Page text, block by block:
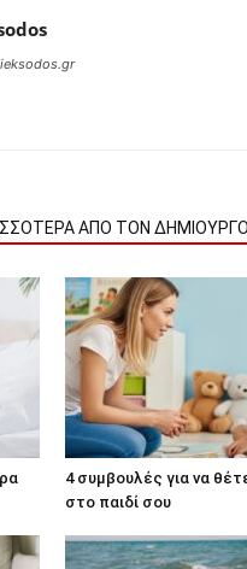
ΑΠΟ ΤΟΝ ΔΗΜΙΟΥΡΓΟ
4 συμβουλές για να
στο παιδί σου